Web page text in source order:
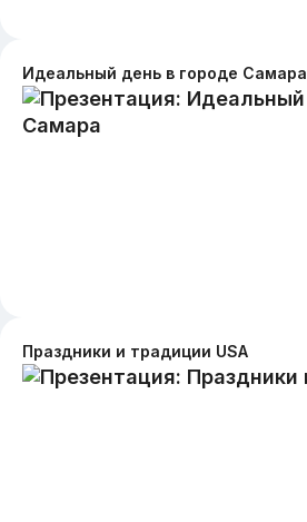
Идеальный день в городе Самара
Праздники и традиции USA